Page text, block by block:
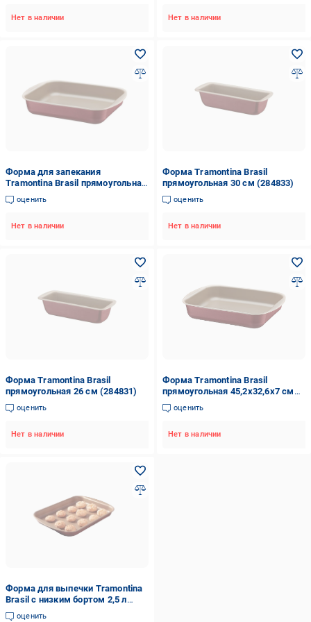
Нет в наличии Нет в наличии
Форма для запекания
Tramontina Brasil прямоугольная
28,2x39,2x6,3 см (20051/734)
оценить
Нет в наличии
Форма Tramontina Brasil
прямоугольная 30 см (284833)
оценить
Нет в наличии
Форма Tramontina Brasil
прямоугольная 26 см (284831)
оценить
Нет в наличии
Форма Tramontina Brasil
прямоугольная 45,2х32,6х7 см
(20051/740)
оценить
Нет в наличии
Форма для выпечки Tramontina
Brasil с низким бортом 2,5 л
39,2x28,2x3,6 см
оценить